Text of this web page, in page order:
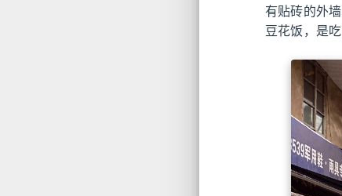
有贴砖的外
豆花饭，是